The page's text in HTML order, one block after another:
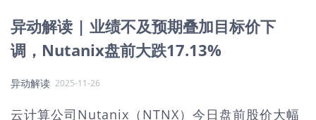
异动解读 | 业绩不及预期叠加目标价下
调，Nutanix盘前大跌17.13%
异动解读 2025-11-26
云计算公司Nutanix（NTNX）今日盘前股价大幅